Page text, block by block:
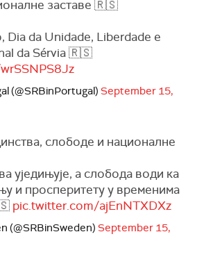
заставе 🇷🇸
Dia da Unidade, Liberdade e
da Sérvia 🇷🇸
(@SRBinPortugal) September 15,
слободе и националне
уједињује, а слобода води ка
и просперитету у временима
pic.twitter.com/ajEnNTXDXz
(@SRBinSweden) September 15,